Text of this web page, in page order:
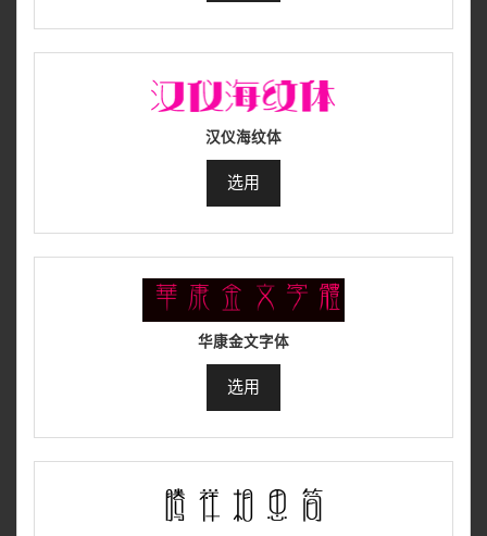
汉仪海纹体
选用
华康金文字体
选用